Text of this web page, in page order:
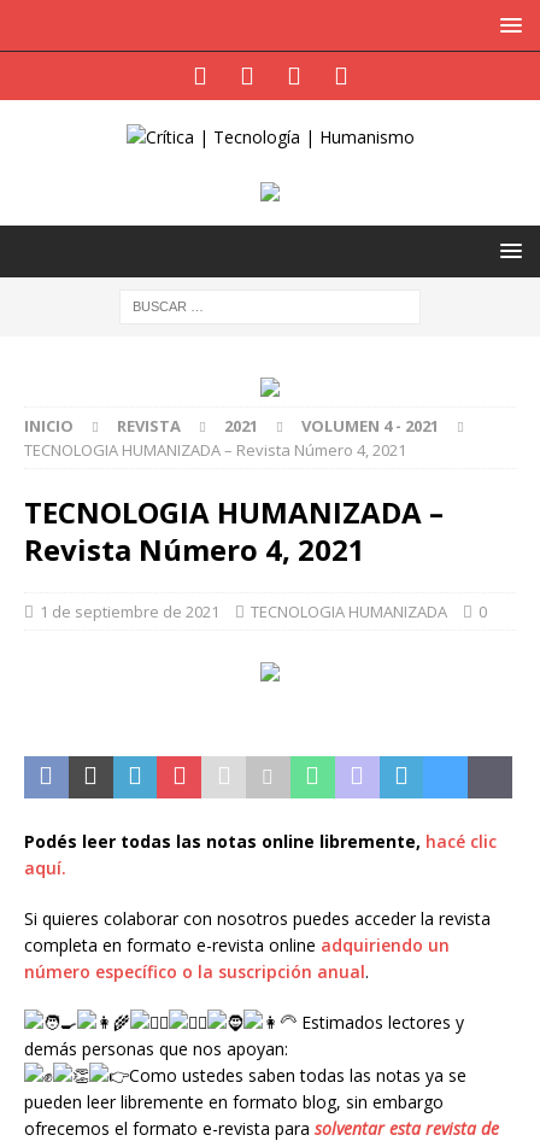
INICIO REVISTA 2021
VOLUMEN 4 - 2021
TECNOLOGIA HUMANIZADA – Revista Número 4, 2021
TECNOLOGIA HUMANIZADA –
Revista Número 4, 2021
1 de septiembre de 2021 TECNOLOGIA HUMANIZADA 0
Podés leer todas las notas online libremente, hacé clic
aquí.
Si quieres colaborar con nosotros puedes acceder la revista
completa en formato e-revista online adquiriendo un
número específico o la suscripción anual.
Estimados lectores y
demás personas que nos apoyan:
Como ustedes saben todas las notas ya se
pueden leer libremente en formato blog, sin embargo
ofrecemos el formato e-revista para solventar esta revista de